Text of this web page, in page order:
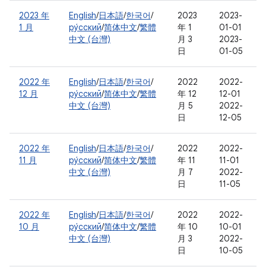
2023 年
1 月
English/日本語/한국어/
ру́сский/简体中文/繁體
中文 (台灣)
2023
年 1
月 3
日
2023-
01-01
2023-
01-05
2022 年
12 月
English/日本語/한국어/
ру́сский/简体中文/繁體
中文 (台灣)
2022
年 12
月 5
日
2022-
12-01
2022-
12-05
2022 年
11 月
English/日本語/한국어/
ру́сский/简体中文/繁體
中文 (台灣)
2022
年 11
月 7
日
2022-
11-01
2022-
11-05
2022 年
10 月
English/日本語/한국어/
ру́сский/简体中文/繁體
中文 (台灣)
2022
年 10
月 3
日
2022-
10-01
2022-
10-05